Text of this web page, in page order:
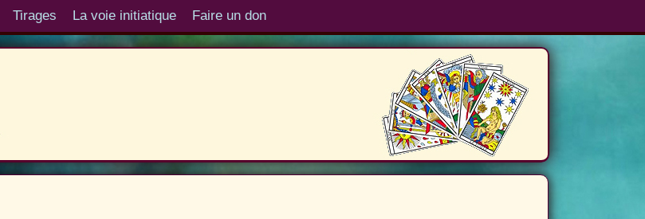
Tirages La voie initiatique Faire un don